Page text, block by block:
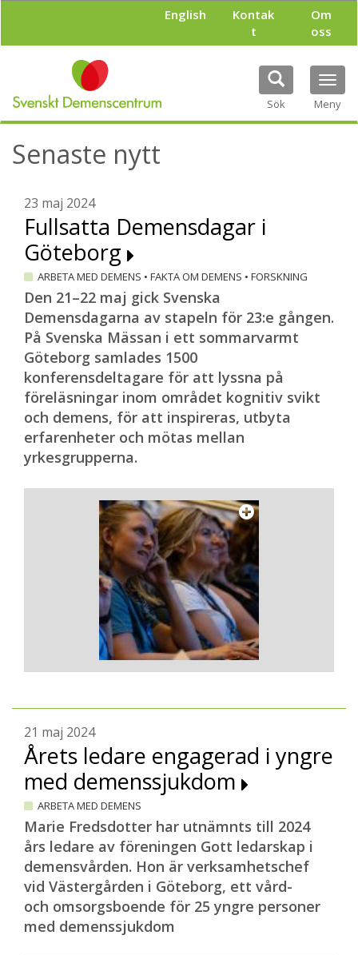
l
English
Kontak
t
Om
oss
Sök Meny
Senaste nytt
23 maj 2024
Fullsatta Demensdagar i
Göteborg
ARBETA MED DEMENS • FAKTA OM DEMENS • FORSKNING
Den 21–22 maj gick Svenska
Demensdagarna av stapeln för 23:e gången.
På Svenska Mässan i ett sommarvarmt
Göteborg samlades 1500
konferensdeltagare för att lyssna på
föreläsningar inom området kognitiv svikt
och demens, för att inspireras, utbyta
erfarenheter och mötas mellan
yrkesgrupperna.
21 maj 2024
Årets ledare engagerad i yngre
med demenssjukdom
ARBETA MED DEMENS
Marie Fredsdotter har utnämnts till 2024
års ledare av föreningen Gott ledarskap i
demensvården. Hon är verksamhetschef
vid Västergården i Göteborg, ett vård-
och omsorgsboende för 25 yngre personer
med demenssjukdom